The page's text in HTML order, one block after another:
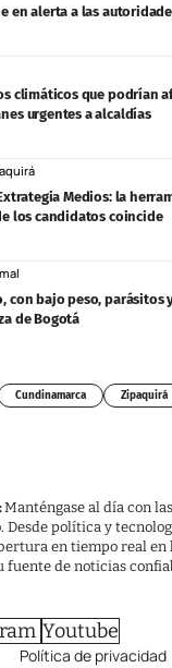
en alerta a las
climáticos que podrían
urgentes a alcaldías
Medios: la
los candidatos coincide
con bajo peso, parásitos
de Bogotá
Cundinamarca Zipaquirá
Manténgase al día con
Desde política y
en tiempo real en
fuente de noticias
Youtube
Política de privacidad